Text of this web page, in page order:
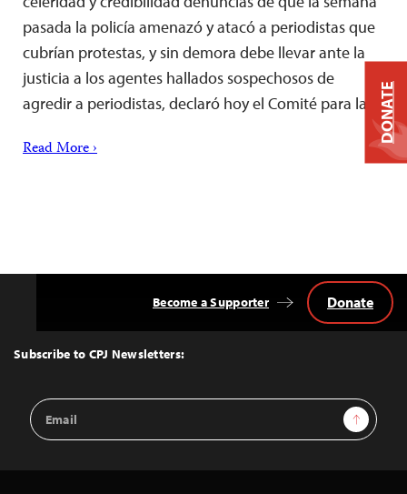
pasada la policía amenazó y atacó a periodistas que
cubrían protestas, y sin demora debe llevar ante la
justicia a los agentes hallados sospechosos de
agredir a periodistas, declaró hoy el Comité para la…
Read More ›
Top
Subscribe to CPJ Newsletters:
Email
Address
Sign Up
Become a Supporter Donate
DONATE